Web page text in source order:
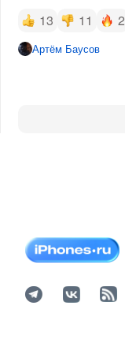
13 11 2
Артём Баусов